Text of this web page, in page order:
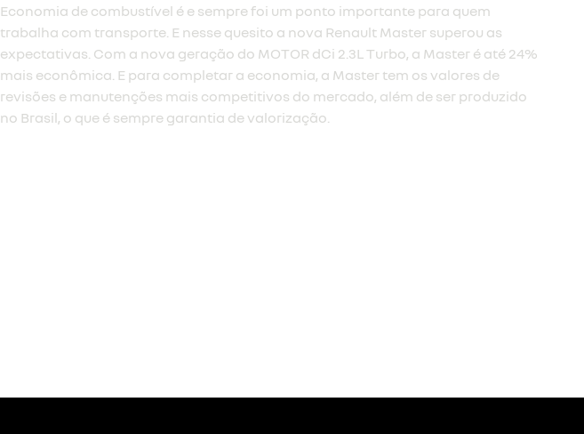
Economia de combustível é e sempre foi um ponto importante para quem
trabalha com transporte. E nesse quesito a nova Renault Master superou as
expectativas. Com a nova geração do MOTOR dCi 2.3L Turbo, a Master é até 24%
mais econômica. E para completar a economia, a Master tem os valores de
revisões e manutenções mais competitivos do mercado, além de ser produzido
no Brasil, o que é sempre garantia de valorização.